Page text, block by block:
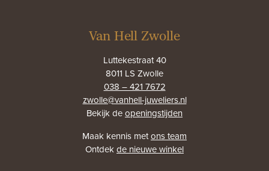
Van Hell Zwolle
Luttekestraat 40
8011 LS Zwolle
038 – 421 7672
zwolle@vanhell-juweliers.nl
Bekijk deopeningstijden
Maak kennis metons team
Ontdekde nieuwe winkel